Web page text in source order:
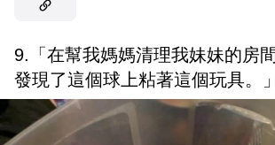
9.「在幫我媽媽清理我妹妹的房
發現了這個球上粘著這個玩具。」